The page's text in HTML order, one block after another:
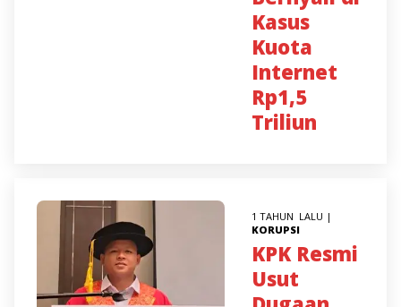
Kasus
Kuota
Internet
Rp1,5
Triliun
1 TAHUN LALU |
KORUPSI
KPK Resmi
Usut